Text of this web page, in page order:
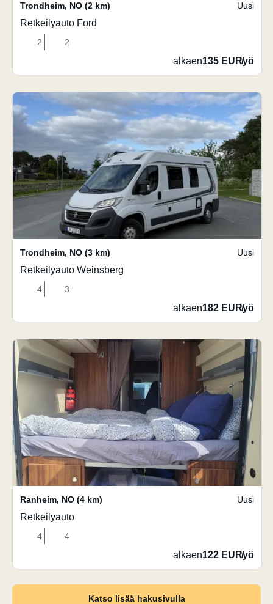
Trondheim, NO (2 km) Uusi
Retkeilyauto Ford
2 2
alkaen135 EUR/yö
Trondheim, NO (3 km) Uusi
Retkeilyauto Weinsberg
4 3
alkaen182 EUR/yö
Ranheim, NO (4 km) Uusi
Retkeilyauto
4 4
alkaen122 EUR/yö
Katso lisää hakusivulla